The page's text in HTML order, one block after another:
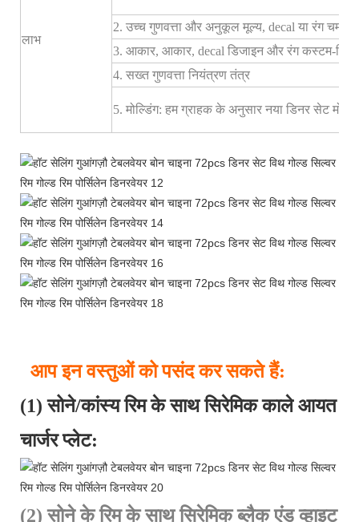
लाभ
2. उच्च गुणवत्ता और अनुकूल मूल्य, decal या रंग चमक
3. आकार, आकार, decal डिजाइन और रंग कस्टम-
4. सख्त गुणवत्ता नियंत्रण तंत्र
5. मोल्डिंग: हम ग्राहक के अनुसार नया डिनर सेट
आप इन वस्तुओं को पसंद कर सकते हैं:
(1) सोने/कांस्य रिम के साथ सिरेमिक काले आयत
चार्जर प्लेट:
(2) सोने के रिम के साथ सिरेमिक ब्लैक एंड व्हाइट